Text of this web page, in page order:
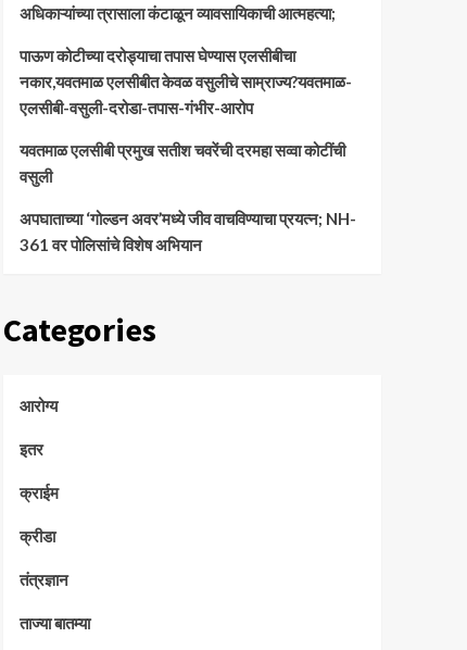
अधिकाऱ्यांच्या त्रासाला कंटाळून व्यावसायिकाची आत्महत्या;
पाऊण कोटीच्या दरोड्याचा तपास घेण्यास एलसीबीचा
नकार,यवतमाळ एलसीबीत केवळ वसुलीचे साम्राज्य?यवतमाळ-
एलसीबी-वसुली-दरोडा-तपास-गंभीर-आरोप
यवतमाळ एलसीबी प्रमुख सतीश चवरेंची दरमहा सव्वा कोटींची
वसुली
अपघाताच्या ‘गोल्डन अवर’मध्ये जीव वाचविण्याचा प्रयत्न; NH-
361 वर पोलिसांचे विशेष अभियान
Categories
आरोग्य
इतर
क्राईम
क्रीडा
तंत्रज्ञान
ताज्या बातम्या